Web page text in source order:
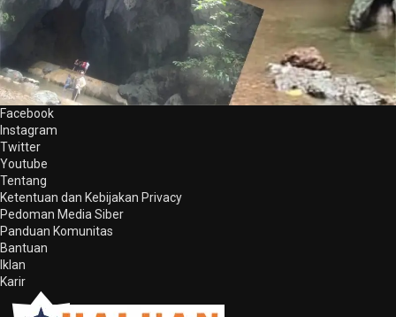
Facebook
Instagram
Twitter
Youtube
Tentang
Ketentuan dan Kebijakan Privacy
Pedoman Media Siber
Panduan Komunitas
Bantuan
Iklan
Karir